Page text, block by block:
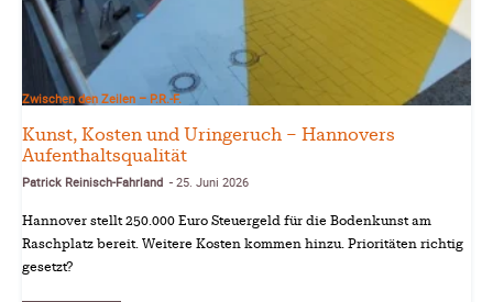
Zwischen den Zeilen – P.R.-F.
Kunst, Kosten und Uringeruch – Hannovers
Aufenthaltsqualität
Patrick Reinisch-Fahrland - 25. Juni 2026
Hannover stellt 250.000 Euro Steuergeld für die Bodenkunst am
Raschplatz bereit. Weitere Kosten kommen hinzu. Prioritäten richtig
gesetzt?